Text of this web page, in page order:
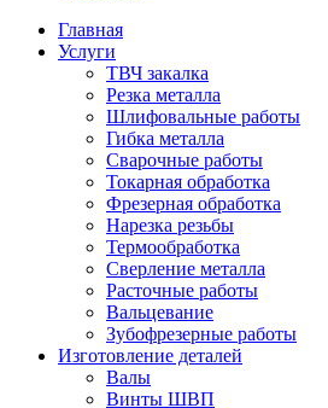
Главная
Услуги
ТВЧ закалка
Резка металла
Шлифовальные работы
Гибка металла
Сварочные работы
Токарная обработка
Фрезерная обработка
Нарезка резьбы
Термообработка
Сверление металла
Расточные работы
Вальцевание
Зубофрезерные работы
Изготовление деталей
Валы
Винты ШВП